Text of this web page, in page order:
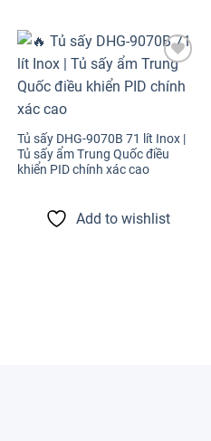
Add to
wishlist
Tủ sấy DHG-9070B 71 lít Inox |
Tủ sấy ẩm Trung Quốc điều
khiển PID chính xác cao
Add to wishlist